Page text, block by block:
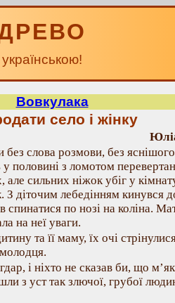
Вовкулака
село і жінку
слова розмови, без
з ломотом
сильних ніжок убіг у
З діточим лебедінням кинувся
спинатися по нозі на коліна.
на неї уваги.
та її маму, їх очі
і ніхто не сказав би, що
з уст так злючої, грубої